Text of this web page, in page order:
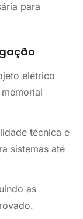
para
elétrico
técnica e
sistemas até
as